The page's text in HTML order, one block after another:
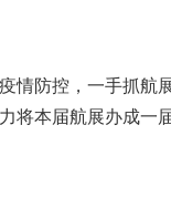
防控，一手抓航
本届航展办成一